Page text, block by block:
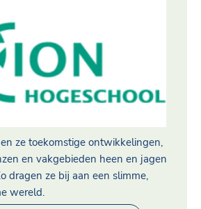
ze toekomstige ontwikkelingen,
en vakgebieden heen en jagen
dragen ze bij aan een slimme,
wereld.